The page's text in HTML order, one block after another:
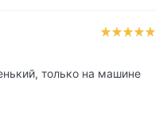
только на машине